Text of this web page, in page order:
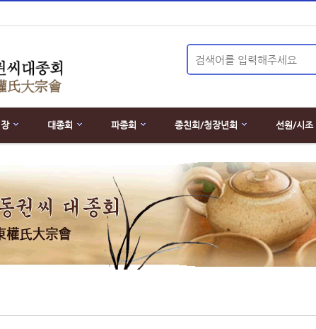
대종회 파종회 종친회/청장년회 선원/시조